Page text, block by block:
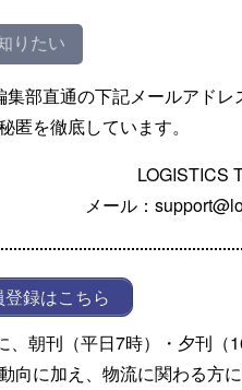
りたい
部直通の下記メールアドレ
を徹底しています。
LOGISTICS
メール：
録はこちら
、朝刊（平日7時）・夕刊（
向に加え、物流に関わる方